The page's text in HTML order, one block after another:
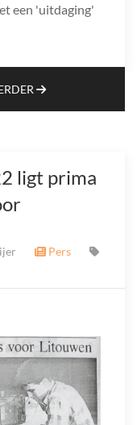
een 'uitdaging'
ligt prima
Pers